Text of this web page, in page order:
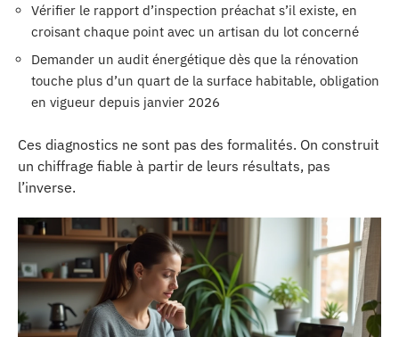
Vérifier le rapport d’inspection préachat s’il existe, en
croisant chaque point avec un artisan du lot concerné
Demander un audit énergétique dès que la rénovation
touche plus d’un quart de la surface habitable, obligation
en vigueur depuis janvier 2026
Ces diagnostics ne sont pas des formalités. On construit
un chiffrage fiable à partir de leurs résultats, pas
l’inverse.